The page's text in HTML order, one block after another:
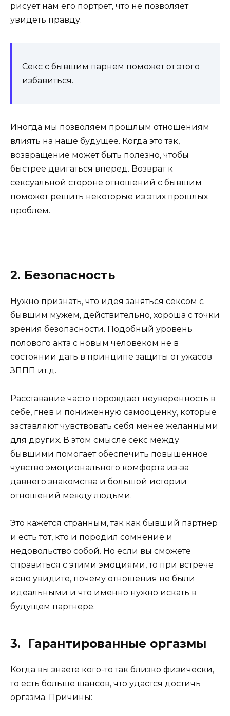
рисует нам его портрет, что не позволяет
увидеть правду.
Секс с бывшим парнем поможет от этого
избавиться.
Иногда мы позволяем прошлым отношениям
влиять на наше будущее. Когда это так,
возвращение может быть полезно, чтобы
быстрее двигаться вперед. Возврат к
сексуальной стороне отношений с бывшим
поможет решить некоторые из этих прошлых
проблем.
2. Безопасность
Нужно признать, что идея заняться сексом с
бывшим мужем, действительно, хороша с точки
зрения безопасности. Подобный уровень
полового акта с новым человеком не в
состоянии дать в принципе защиты от ужасов
ЗППП ит.д.
Расставание часто порождает неуверенность в
себе, гнев и пониженную самооценку, которые
заставляют чувствовать себя менее желанными
для других. В этом смысле секс между
бывшими помогает обеспечить повышенное
чувство эмоционального комфорта из-за
давнего знакомства и большой истории
отношений между людьми.
Это кажется странным, так как бывший партнер
и есть тот, кто и породил сомнение и
недовольство собой. Но если вы сможете
справиться с этими эмоциями, то при встрече
ясно увидите, почему отношения не были
идеальными и что именно нужно искать в
будущем партнере.
3. Гарантированные оргазмы
Когда вы знаете кого-то так близко физически,
то есть больше шансов, что удастся достичь
оргазма. Причины: